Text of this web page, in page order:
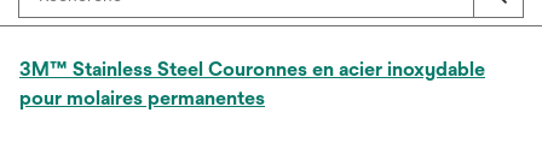
3M™ Stainless Steel Couronnes en acier inoxydable
pour molaires permanentes